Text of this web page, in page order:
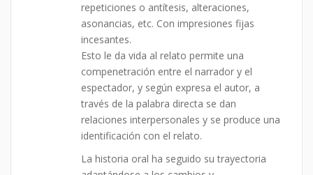
repeticiones o antítesis, alteraciones,
asonancias, etc. Con impresiones fijas
incesantes.
Esto le da vida al relato permite una
compenetración entre el narrador y el
espectador, y según expresa el autor, a
través de la palabra directa se dan
relaciones interpersonales y se produce una
identificación con el relato.
La historia oral ha seguido su trayectoria